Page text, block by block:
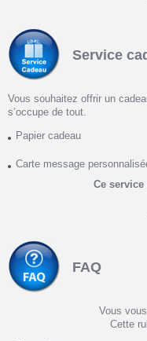
Service
Vous souhaitez offrir un
s’occupe de tout.
Papier cadeau
Carte message
Ce
FAQ
Vous
Cette